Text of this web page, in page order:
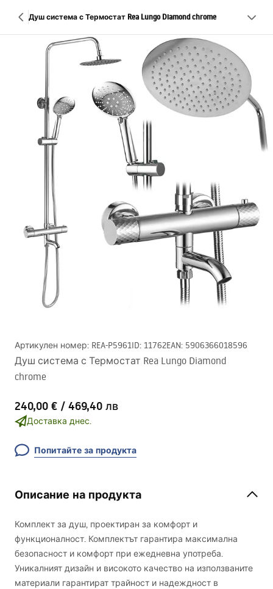
Душ система с Термостат Rea Lungo Diamond chrome
Артикулен номер: REA-P5961ID: 11762EAN: 5906366018596
Душ система с Термостат Rea Lungo Diamond
chrome
240,00 € / 469,40 лв
Доставка днес.
Попитайте за продукта
Описание на продукта
Комплект за душ, проектиран за комфорт и
функционалност. Комплектът гарантира максимална
безопасност и комфорт при ежедневна употреба.
Уникалният дизайн и високото качество на използваните
материали гарантират трайност и надеждност в